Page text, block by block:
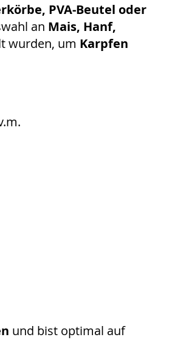
PVA-Beutel oder
an Mais, Hanf,
wurden, um Karpfen
und bist optimal auf